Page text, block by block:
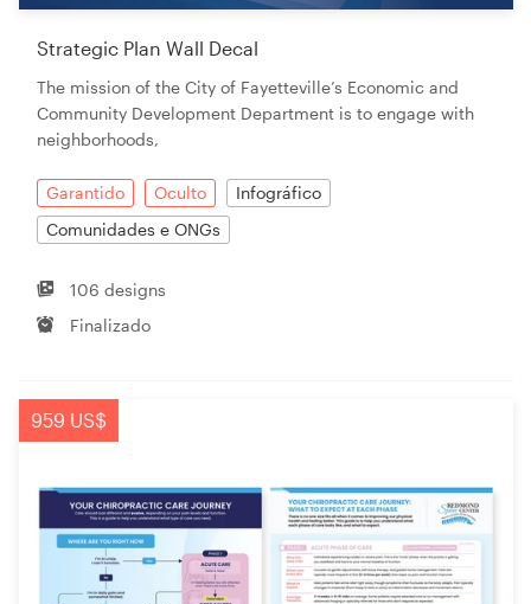
Strategic Plan Wall Decal
The mission of the City of Fayetteville’s Economic and
Community Development Department is to engage with
neighborhoods,
Garantido Oculto
Infográfico
Comunidades e ONGs
106 designs
Finalizado
959 US$